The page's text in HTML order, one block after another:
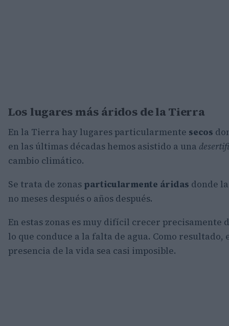
Los lugares más áridos de la Tierra
En la Tierra hay lugares particularmente secos
en las últimas décadas hemos asistido a una
cambio climático.
Se trata de zonas particularmente áridas donde
no meses después o años después.
En estas zonas es muy difícil crecer precisamente
lo que conduce a la falta de agua. Como resultado,
presencia de la vida sea casi imposible.